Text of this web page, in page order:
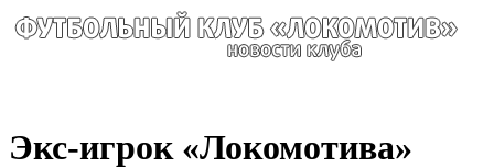
Экс-игрок «Локомотива»